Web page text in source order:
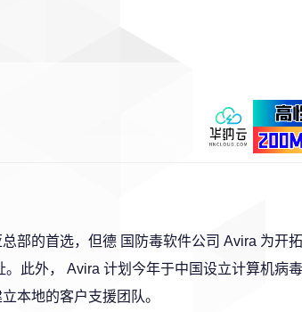
部的首选，但德 国防毒软件公司 Avira 为开
此外， Avira 计划今年于中国设立计算机病
本地的客户支援团队。